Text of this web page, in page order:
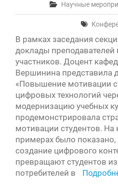
Научные
В рамках заседания
доклады
участников. Доцент
Вершинина представила
«Повышение мотивации
цифровых технологий
модернизацию учебных
продемонстрировала
мотивации студентов. На
примерах было показано,
создание цифрового
превращают студентов
потребителей в